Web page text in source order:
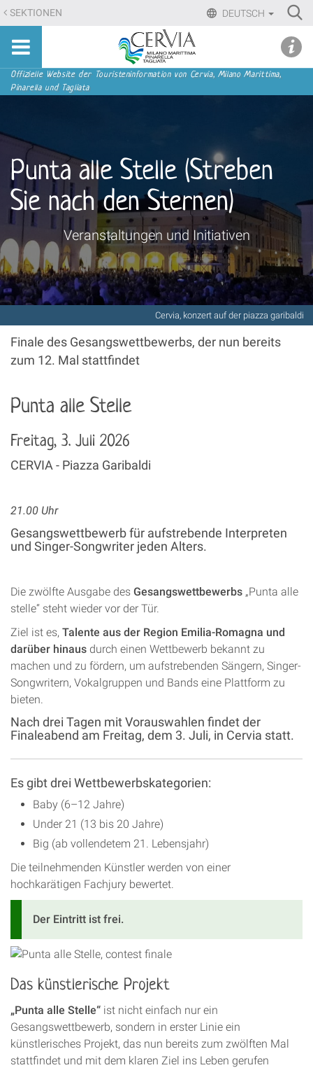
Direkt
zum
Inhalt
Direkt
zur
DEUTSCH
SEKTIONEN
Sito
turistico
ufficiale
Pinarella,
Tagliata
Sektionen
Offizielle Website der Touristeninformation von Cervia, Milano Marittima,
Pinarella und Tagliata
Cervia, konzert auf der piazza garibaldi
Punta alle Stelle (Streben
Sie nach den Sternen)
Veranstaltungen und Initiativen
Finale des Gesangswettbewerbs, der nun bereits
zum 12. Mal stattfindet
Punta alle Stelle
Freitag, 3. Juli 2026
CERVIA - Piazza Garibaldi
21.00 Uhr
Gesangswettbewerb für aufstrebende Interpreten
und Singer-Songwriter jeden Alters.
Die zwölfte Ausgabe des Gesangswettbewerbs „Punta alle
stelle“ steht wieder vor der Tür.
Ziel ist es, Talente aus der Region Emilia-Romagna und
darüber hinaus durch einen Wettbewerb bekannt zu
machen und zu fördern, um aufstrebenden Sängern, Singer-
Songwritern, Vokalgruppen und Bands eine Plattform zu
bieten.
Nach drei Tagen mit Vorauswahlen findet der
Finaleabend am Freitag, dem 3. Juli, in Cervia statt.
Es gibt drei Wettbewerbskategorien:
Baby (6–12 Jahre)
Under 21 (13 bis 20 Jahre)
Big (ab vollendetem 21. Lebensjahr)
Die teilnehmenden Künstler werden von einer
hochkarätigen Fachjury bewertet.
Der Eintritt ist frei.
Das künstlerische Projekt
„Punta alle Stelle“ ist nicht einfach nur ein
Gesangswettbewerb, sondern in erster Linie ein
künstlerisches Projekt, das nun bereits zum zwölften Mal
stattfindet und mit dem klaren Ziel ins Leben gerufen
menu